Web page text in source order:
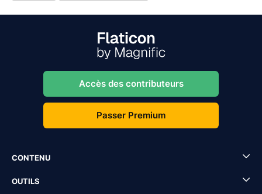
Accès des contributeurs
Passer Premium
CONTENU
OUTILS